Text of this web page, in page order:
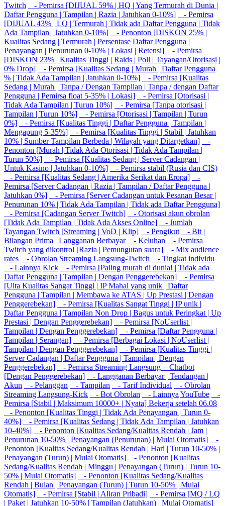
Twitch
- Pemirsa [DIJUAL 59% | HQ | Yang Termurah di Dunia |
Daftar Pengguna | Tampilan | Razia | Jatuhkan 0-10%]
- Pemirsa
[DIJUAL 43% | LQ | Termurah | Tidak ada Daftar Pengguna | Tidak
Ada Tampilan | Jatuhkan 0-10%]
- Penonton [DISKON 25% |
Kualitas Sedang | Termurah | Persentase Daftar Pengguna |
Penayangan | Penurunan 0-10% | Lokasi | Retensi]
- Pemirsa
[DISKON 23% | Kualitas Tinggi | Raids | Poll | Tayangan/Otorisasi |
0% Drop]
- Pemirsa [Kualitas Sedang | Murah | Daftar Pengguna
% | Tidak Ada Tampilan | Jatuhkan 0-10%]
- Pemirsa [Kualitas
Sedang | Murah | Tanpa / Dengan Tampilan | Tanpa / dengan Daftar
Pengguna | Pemirsa float 5-35% | Lokasi]
- Pemirsa [Otorisasi |
Tidak Ada Tampilan | Turun 10%]
- Pemirsa [Tanpa otorisasi |
Tampilan | Turun 10%]
- Pemirsa [Otorisasi | Tampilan | Turun
0%]
- Pemirsa [Kualitas Tinggi | Daftar Pengguna | Tampilan |
Mengapung 5-35%]
- Pemirsa [Kualitas Tinggi | Stabil | Jatuhkan
10% | Sumber Tampilan Berbeda | Wilayah yang Ditargetkan]
-
Penonton [Murah | Tidak Ada Otorisasi | Tidak Ada Tampilan |
Turun 50%]
- Pemirsa [Kualitas Sedang | Server Cadangan |
Untuk Kasino | Jatuhkan 0-10%]
- Pemirsa stabil (Rusia dan CIS)
- Pemirsa [Kualitas Sedang | Amerika Serikat dan Eropa]
-
Pemirsa [Server Cadangan | Razia | Tampilan / Daftar Pengguna |
Jatuhkan 0%]
- Pemirsa [Server Cadangan untuk Pesanan Besar |
Penurunan 10% | Tidak Ada Tampilan | Tidak ada Daftar Pengguna]
- Pemirsa [Cadangan Server Twitch]
- Otorisasi akun obrolan
[Tidak Ada Tampilan | Tidak Ada Akses Online]
- Jumlah
Tayangan Twitch [Streaming | VoD | Klip]
- Pengikut
- Bit |
Bilangan Prima | Langganan Berbayar
- Keluhan
- Pemirsa
Twitch yang dikontrol [Razia | Pemungutan suara]
- Mix audience
rates
- Obrolan Streaming Langsung-Twitch
- Tingkat individu
- Lainnya Kick
- Pemirsa [Paling murah di dunia! | Tidak ada
Daftar Pengguna | Tampilan | Dengan Penggerebekan]
- Pemirsa
[Ulta Kualitas Sangat Tinggi | IP Mahal yang unik | Daftar
Pengguna | Tampilan | Membawa ke ATAS | Up Prestasi | Dengan
Penggerebekan]
- Pemirsa [Kualitas Sangat Tinggi | IP unik |
Daftar Pengguna | Tampilan Non Drop | Bagus untuk Peringkat | Up
Prestasi | Dengan Penggerebekan]
- Pemirsa [NoUserlist |
Tampilan | Dengan Penggerebekan]
- Pemirsa [Daftar Pengguna |
Tampilan | Serangan]
- Pemirsa [Berbagai Lokasi | NoUserlist |
Tampilan | Dengan Penggerebekan]
- Pemirsa [Kualitas Tinggi |
Server Cadangan | Daftar Pengguna | Tampilan | Dengan
Penggerebekan]
- Pemirsa Streaming Langsung + Chatbot
[Dengan Penggerebekan]
- Langganan Berbayar | Tendangan |
Akun
- Pelanggan - Tampilan - Tarif Individual
- Obrolan
Streaming Langsung-Kick
- Bot Obrolan - Lainnya YouTube
-
Pemirsa [Stabil | Maksimum 10000+ | Nyata] Bekerja setelah 06.08
- Penonton [Kualitas Tinggi | Tidak Ada Penayangan | Turun 0-
40%]
- Pemirsa [Kualitas Sedang | Tidak Ada Tampilan | Jatuhkan
10-40%]
- Penonton [Kualitas Sedang/Kualitas Rendah | Jam |
Penurunan 10-50% | Penayangan (Penurunan) | Mulai Otomatis]
-
Penonton [Kualitas Sedang/Kualitas Rendah | Hari | Turun 10-50% |
Penayangan (Turun) | Mulai Otomatis]
- Penonton [Kualitas
Sedang/Kualitas Rendah | Minggu | Penayangan (Turun) | Turun 10-
50% | Mulai Otomatis]
- Penonton [Kualitas Sedang/Kualitas
Rendah | Bulan | Penayangan (Turun) | Turun 10-50% | Mulai
Otomatis]
- Pemirsa [Stabil | Aliran Pribadi]
- Pemirsa [MQ / LQ
| Paket | Jatuhkan 10-50% | Tampilan (Jatuhkan) | Mulai Otomatis]